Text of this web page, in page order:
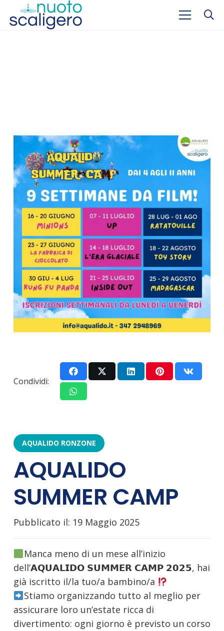
Condividi:
AQUALIDO RONZONE
AQUALIDO
SUMMER CAMP
Pubblicato il: 19 Maggio 2025
Manca meno di un mese all’inizio
dell’𝗔𝗤𝗨𝗔𝗟𝗜𝗗𝗢 𝗦𝗨𝗠𝗠𝗘𝗥 𝗖𝗔𝗠𝗣 𝟮𝟬𝟮𝟱, hai
già iscritto il/la tuo/a bambino/a
Stiamo organizzando tutto al meglio per
assicurare loro un’estate ricca di
divertimento: ogni giorno è previsto un corso